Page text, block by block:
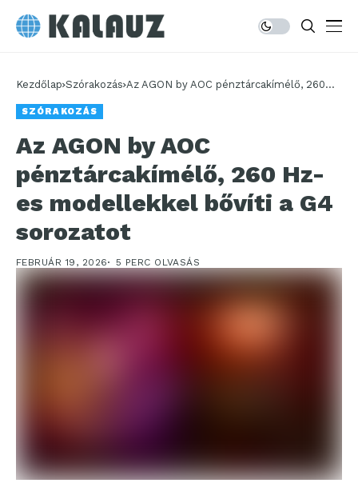
Kezdőlap Szórakozás Az AGON by AOC pénztárcakímélő, 260
SZÓRAKOZÁS
Az AGON by AOC
pénztárcakímélő, 260 Hz-
es modellekkel bővíti a G4
sorozatot
FEBRUÁR 19, 2026 5 PERC OLVASÁS